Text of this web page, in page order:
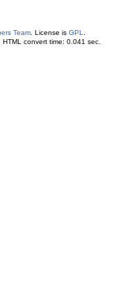
Team. License is GPL
convert time: 0.041 sec.